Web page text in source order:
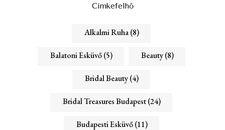
Cimkefelhő
Alkalmi Ruha(8)
Balatoni Esküvő(5) Beauty(8)
Bridal Beauty(4)
Bridal Treasures Budapest(24)
Budapesti Esküvő(11)